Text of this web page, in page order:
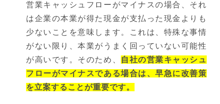
営業キャッシュフローがマイナスの場合、それ
は企業の本業が得た現金が支払った現金よりも
少ないことを意味します。これは、特殊な事情
がない限り、本業がうまく回っていない可能性
が高いです。そのため、
自社の営業キャッシュ
フローがマイナスである場合は、早急に改善策
を立案することが重要です。